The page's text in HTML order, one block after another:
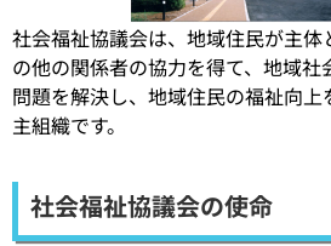
社会福祉協議会は、地域住民が主体
の他の関係者の協力を得て、地域社
問題を解決し、地域住民の福祉向上
主組織です。
社会福祉協議会の使命